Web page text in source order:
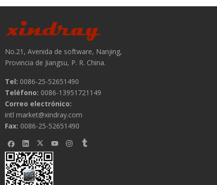
No.21, Avenida de software, Nanjing,
Provincia de Jiangsu, P. R. China.
Tel: 0086-25-52651490
Teléfono: 0086-13951721149
Correo electrónico:
intl market@xindray.com
Fax: 0086-25-52651490